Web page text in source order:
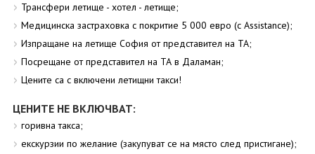
Трансфери летище - хотел - летище;
Медицинска застраховка с покритие 5 000 евро (с Assistance);
Изпращане на летище София от представител на ТА;
Посрещане от представител на ТА в Даламан;
Цените са с включени летищни такси!
ЦЕНИТЕ НЕ ВКЛЮЧВАТ:
горивна такса;
екскурзии по желание (закупуват се на място след пристигане);